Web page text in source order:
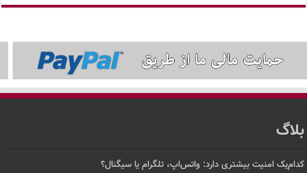
بلاگ
کدام‌یک امنیت بیشتری دارد: واتس‌اپ، تلگرام یا سیگنال؟